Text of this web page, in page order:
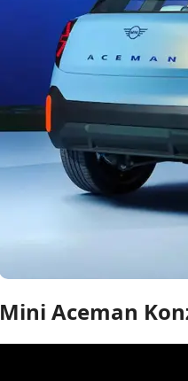
Mini Aceman